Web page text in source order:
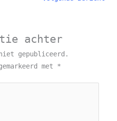
achter
gepubliceerd.
met *